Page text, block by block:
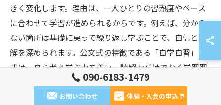
きく変化します。理由は、一人ひとりの習熟度やペース
に合わせて学習が進められるからです。例えば、分から
ない箇所は基礎に戻って繰り返し学ぶことで、自信と理
解を深められます。公文式の特徴である「自学自習」方
式は、自ら考え学ぶ力を養い、読解力だけでなく学習習
慣も身につきます。これにより、国語への苦手意識が減
り、積極的に学ぶ姿勢が育まれます。
090-6183-1479
お問い合わせ 体験・入会の申込